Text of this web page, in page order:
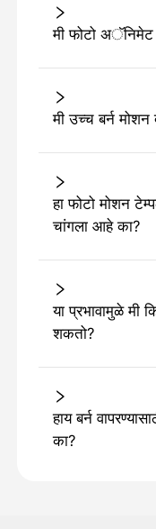
मी फोटो अॅनिमेट
मी उच्च बर्न मोशन
हा फोटो मोशन
चांगला आहे का?
या प्रभावामुळे मी
शकतो?
हाय बर्न
का?